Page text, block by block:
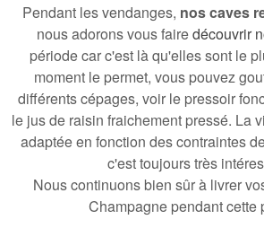
Pendant les vendanges, nos caves
nous adorons vous fairedécouvrir
période car c'est là qu'elles sont le
moment le permet, vous pouvez
différents cépages, voir le pressoir
le jus de raisin fraichement pressé. La
adaptée en fonction des contraintes
c'est toujours très
Nous continuons bien sûr à livrer
Champagne pendant cette